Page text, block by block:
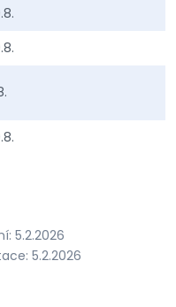
5.2.2026
5.2.2026